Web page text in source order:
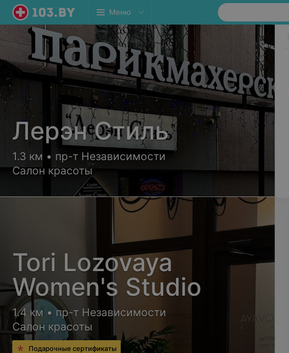
Меню
Лерэн Стиль
1.3 км • пр-т Независимости
Салон красоты
Tori Lozovaya
Women's Studio
1.4 км • пр-т Независимости
Салон красоты
Подарочные сертификаты